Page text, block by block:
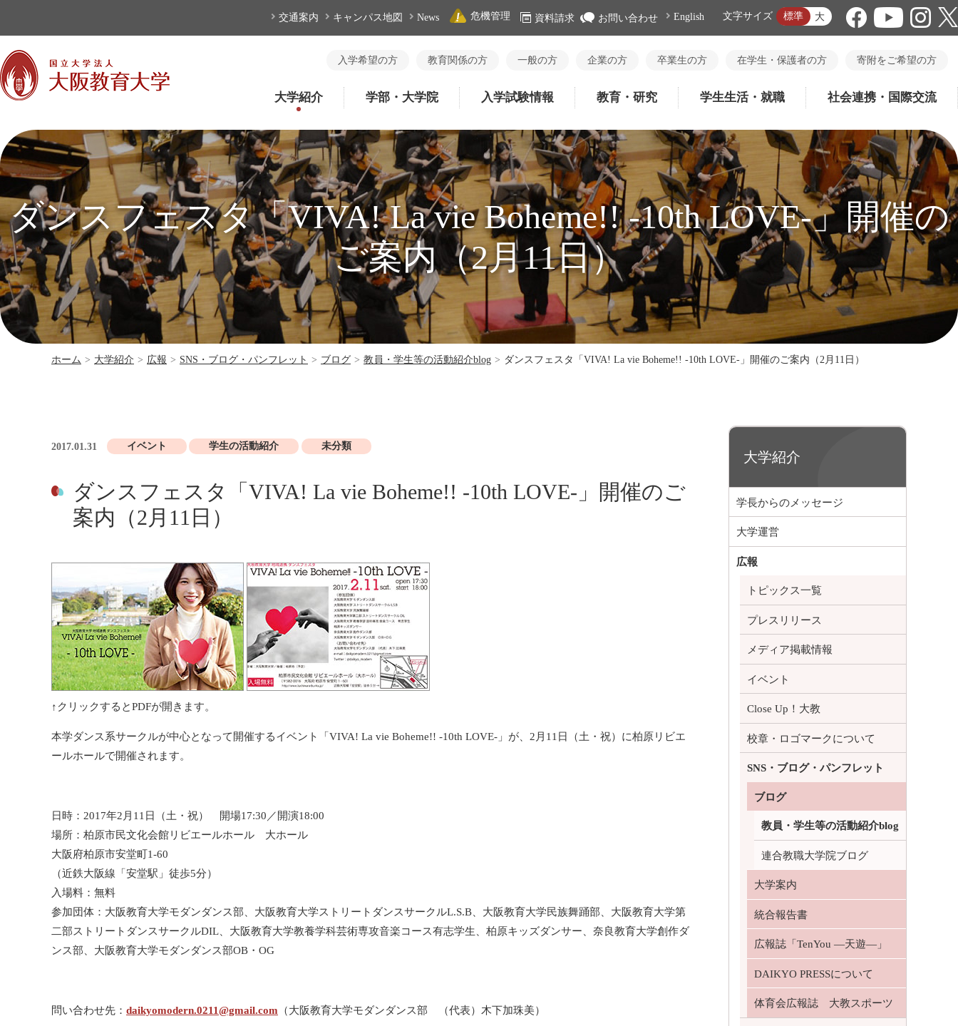
交通案内 キャンパス地図 News 危機管理 資料請求 お問い合わせ English 文字サイズ 標準 大
入学希望の方 教育関係の方 一般の方 企業の方 卒業生の方 在学生・保護者の方 寄附をご希望の方
大学紹介 学部・大学院 入学試験情報 教育・研究 学生生活・就職 社会連携・国際交流
ダンスフェスタ「VIVA! La vie Boheme!! -10th LOVE-」開催の
ご案内（2月11日）
ホーム > 大学紹介 > 広報 > SNS・ブログ・パンフレット > ブログ > 教員・学生等の活動紹介blog > ダンスフェスタ「VIVA! La vie Boheme!! -10th LOVE-」開催のご案内（2月11日）
2017.01.31 イベント 学生の活動紹介 未分類
ダンスフェスタ「VIVA! La vie Boheme!! -10th LOVE-」開催のご
案内（2月11日）
↑クリックするとPDFが開きます。
本学ダンス系サークルが中心となって開催するイベント「VIVA! La vie Boheme!! -10th LOVE-」が、2月11日（土・祝）に柏原リビエ
ールホールで開催されます。
日時：2017年2月11日（土・祝） 開場17:30／開演18:00
場所：柏原市民文化会館リビエールホール 大ホール
大阪府柏原市安堂町1-60
（近鉄大阪線「安堂駅」徒歩5分）
入場料：無料
参加団体：大阪教育大学モダンダンス部、大阪教育大学ストリートダンスサークルL.S.B、大阪教育大学民族舞踊部、大阪教育大学第
二部ストリートダンスサークルDIL、大阪教育大学教養学科芸術専攻音楽コース有志学生、柏原キッズダンサー、奈良教育大学創作ダ
ンス部、大阪教育大学モダンダンス部OB・OG
問い合わせ先： daikyomodern.0211@gmail.com （大阪教育大学モダンダンス部 （代表）木下加珠美）
大学紹介
学長からのメッセージ
大学運営
広報
トピックス一覧
プレスリリース
メディア掲載情報
イベント
Close Up！大教
校章・ロゴマークについて
SNS・ブログ・パンフレット
ブログ
教員・学生等の活動紹介blog
連合教職大学院ブログ
大学案内
統合報告書
広報誌「TenYou ―天遊―」
DAIKYO PRESSについて
体育会広報誌 大教スポーツ